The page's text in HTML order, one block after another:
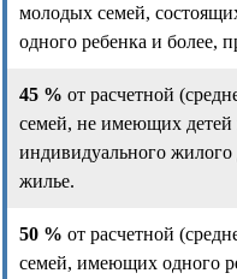
молодых семей,
одного ребенка и более,
45 % от расчетной
семей, не имеющих детей
индивидуального
жилье.
50 % от расчетной
семей, имеющих одного